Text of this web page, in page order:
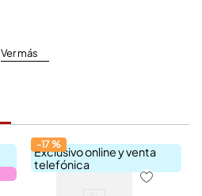
Ver más
Exclusivo online y venta
telefónica
-17%